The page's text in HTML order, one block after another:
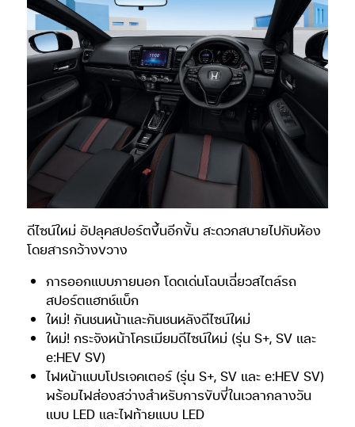
ดีไซน์ใหม่ อัปลุคสปอร์ตขึ้นอีกขั้น สะดวกสบายไปกับห้อง
โดยสารกว้างขวาง
การออกแบบภายนอก โดดเด่นโฉบเฉี่ยวสไตล์รถ
สปอร์ตแฮทช์แบ็ก
ใหม่! กันชนหน้าและกันชนหลังดีไซน์ใหม่
ใหม่! กระจังหน้าโครเมียมดีไซน์ใหม่ (รุ่น S+, SV และ
e:HEV SV)
ไฟหน้าแบบโปรเจคเตอร์ (รุ่น S+, SV และ e:HEV SV)
พร้อมไฟส่องสว่างสำหรับการขับขี่ในเวลากลางวัน
แบบ LED และไฟท้ายแบบ LED